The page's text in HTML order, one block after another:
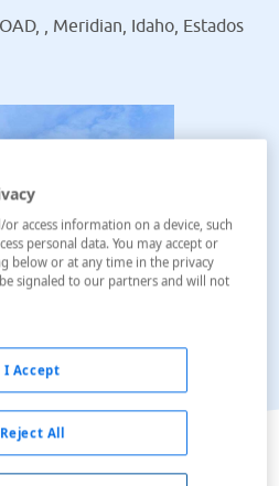
, Meridian, Idaho, Estados
el mapa
access information on a device, such
personal data. You may accept or
below or at any time in the privacy
signaled to our partners and will not
Reject All
I Accept